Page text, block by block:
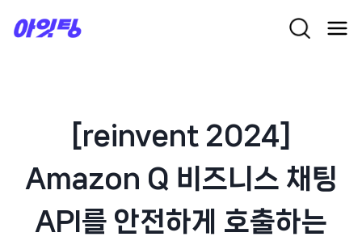
[reinvent 2024]
Amazon Q 비즈니스 채팅
API를 안전하게 호출하는